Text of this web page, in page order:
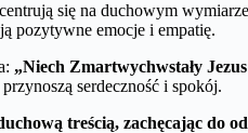
się na duchowym
pozytywne emocje i empatię.
„Niech Zmartwychwstały
serdeczność i spokój.
treścią, zachęcając do